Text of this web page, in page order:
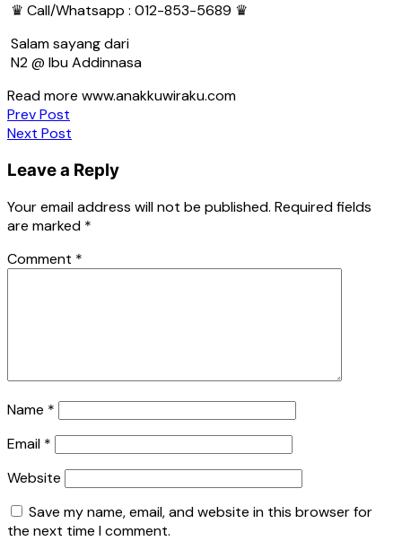
♛ Call/Whatsapp : 012-853-5689 ♛
Salam sayang dari
N2 @ Ibu Addinnasa
Read more www.anakkuwiraku.com
Post
navigation
Prev Post
Next Post
Leave a Reply
Your email address will not be published. Required fields
are marked *
Comment *
Name *
Email *
Website
Save my name, email, and website in this browser for
the next time I comment.